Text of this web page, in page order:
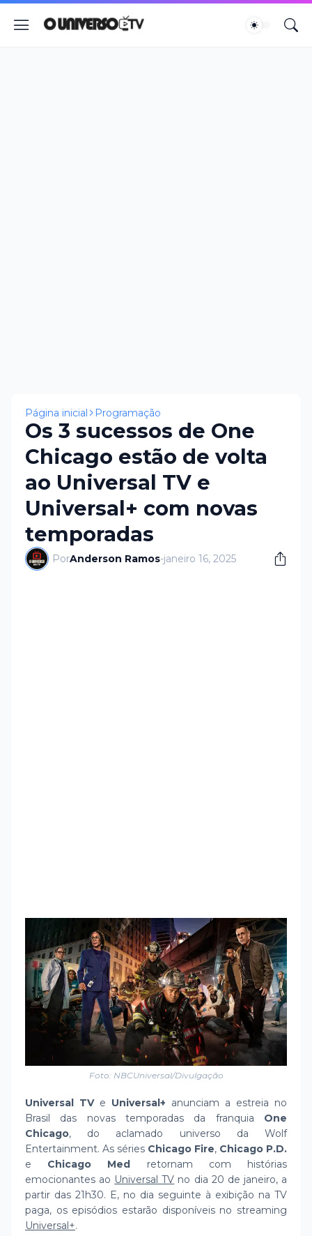
Página inicial Programação
Os 3 sucessos de One
Chicago estão de volta
ao Universal TV e
Universal+ com novas
temporadas
PorAnderson Ramos-janeiro 16, 2025
Foto: NBCUniversal/Divulgação
Universal TV e Universal+ anunciam a estreia no
Brasil das novas temporadas da franquia One
Chicago, do aclamado universo da Wolf
Entertainment. As séries Chicago Fire, Chicago P.D.
e Chicago Med retornam com histórias
emocionantes ao Universal TV no dia 20 de janeiro, a
partir das 21h30. E, no dia seguinte à exibição na TV
paga, os episódios estarão disponíveis no streaming
Universal+.